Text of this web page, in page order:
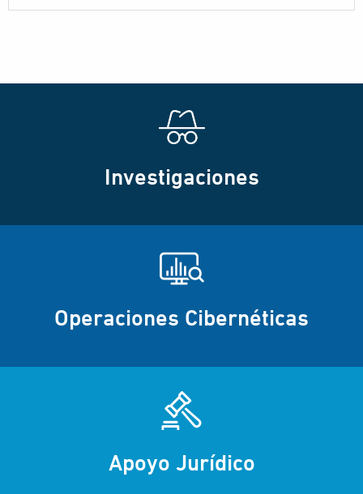
Investigaciones
Operaciones Cibernéticas
Apoyo Jurídico